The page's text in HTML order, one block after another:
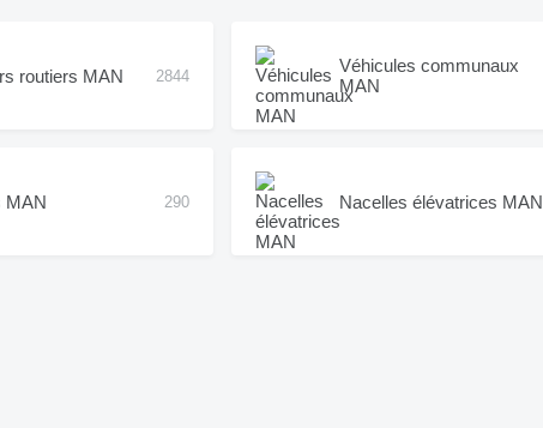
routiers MAN 2844
Véhicules communaux
MAN
MAN 290 Nacelles élévatrices MAN